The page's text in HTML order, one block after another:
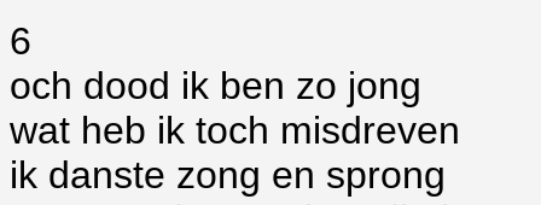
6
och dood ik ben zo jong
wat heb ik toch misdreven
ik danste zong en sprong